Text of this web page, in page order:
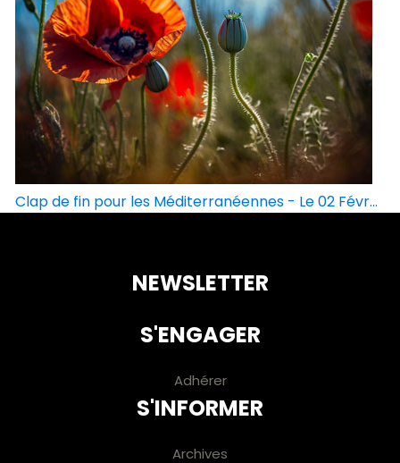
Clap de fin pour les Méditerranéennes - Le 02 Févr...
NEWSLETTER
S'ENGAGER
Adhérer
S'INFORMER
Archives